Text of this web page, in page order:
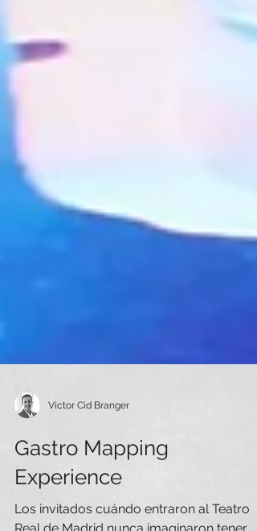
Victor Cid Branger
Gastro Mapping